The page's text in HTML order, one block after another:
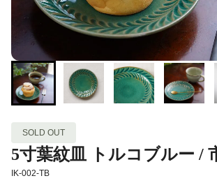
SOLD OUT
5寸葉紋皿 トルコブルー /
IK-002-TB